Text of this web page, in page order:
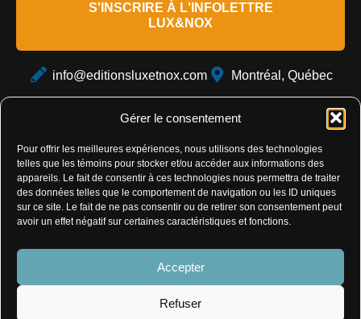
Gérer le consentement
Pour offrir les meilleures expériences, nous utilisons des technologies
telles que les témoins pour stocker et/ou accéder aux informations des
appareils. Le fait de consentir à ces technologies nous permettra de traiter
des données telles que le comportement de navigation ou les ID uniques
sur ce site. Le fait de ne pas consentir ou de retirer son consentement peut
avoir un effet négatif sur certaines caractéristiques et fonctions.
Accepter
Refuser
S'INSCRIRE À L'INFOLETTRE
LUX&NOX
info@editionsluxetnox.com Montréal, Québec
Politique de confidentialité
Politique de témoins
Conditions générales de vente